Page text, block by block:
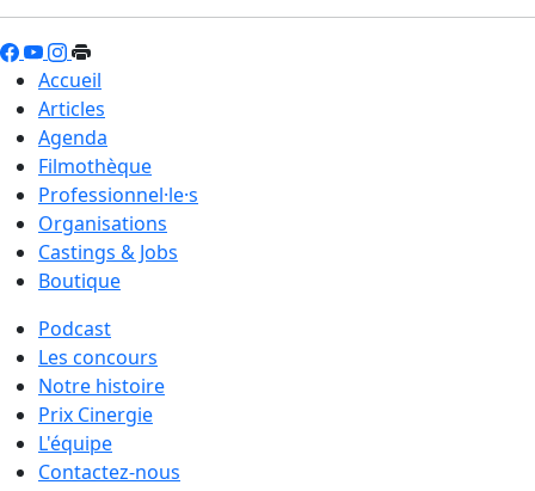
Accueil
Articles
Agenda
Filmothèque
Professionnel·le·s
Organisations
Castings & Jobs
Boutique
Podcast
Les concours
Notre histoire
Prix Cinergie
L'équipe
Contactez-nous